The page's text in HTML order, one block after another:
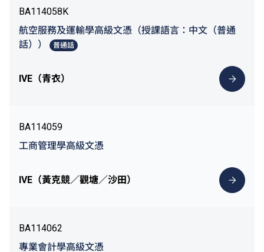
BA114058K
航空服務及運輸學高級文憑（授課語言：中文（普通
話））
普通話
IVE（青衣）
BA114059
工商管理學高級文憑
IVE（黃克競／觀塘／沙田）
BA114062
專業會計學高級文憑